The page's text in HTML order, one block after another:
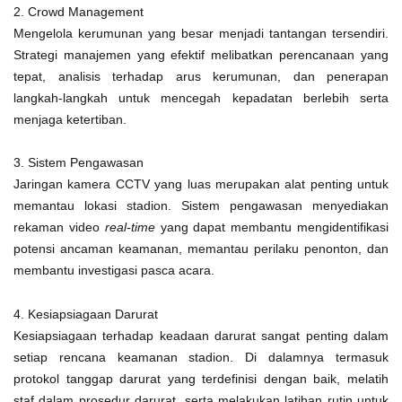
2. Crowd Management
Mengelola kerumunan yang besar menjadi tantangan tersendiri.
Strategi manajemen yang efektif melibatkan perencanaan yang
tepat, analisis terhadap arus kerumunan, dan penerapan
langkah-langkah untuk mencegah kepadatan berlebih serta
menjaga ketertiban.
3. Sistem Pengawasan
Jaringan kamera CCTV yang luas merupakan alat penting untuk
memantau lokasi stadion. Sistem pengawasan menyediakan
rekaman video real-timeyang dapat membantu mengidentifikasi
potensi ancaman keamanan, memantau perilaku penonton, dan
membantu investigasi pasca acara.
4. Kesiapsiagaan Darurat
Kesiapsiagaan terhadap keadaan darurat sangat penting dalam
setiap rencana keamanan stadion. Di dalamnya termasuk
protokol tanggap darurat yang terdefinisi dengan baik, melatih